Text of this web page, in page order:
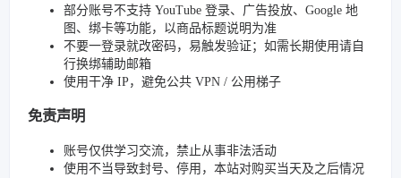
部分账号不支持 YouTube 登录、广告投放、Google 地
图、绑卡等功能，以商品标题说明为准
不要一登录就改密码，易触发验证；如需长期使用请自
行换绑辅助邮箱
使用干净 IP，避免公共 VPN / 公用梯子
免责声明
账号仅供学习交流，禁止从事非法活动
使用不当导致封号、停用，本站对购买当天及之后情况